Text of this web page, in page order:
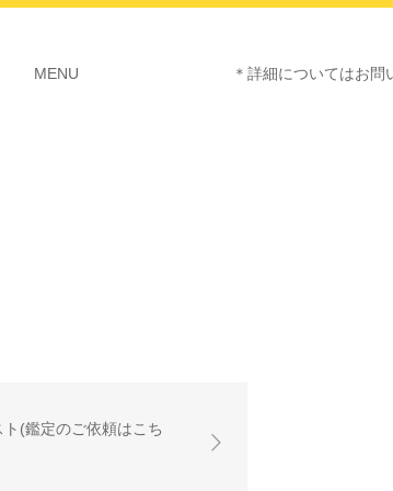
MENU ＊詳細についてはお問い合
(鑑定のご依頼はこち